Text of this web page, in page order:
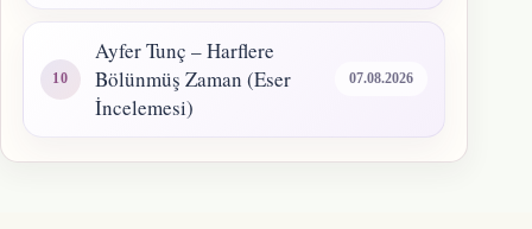
Ayfer Tunç – Harflere
Bölünmüş Zaman (Eser
İncelemesi)
07.08.2026